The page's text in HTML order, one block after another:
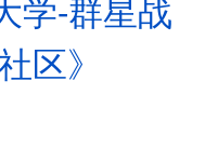
学-群星战
区》